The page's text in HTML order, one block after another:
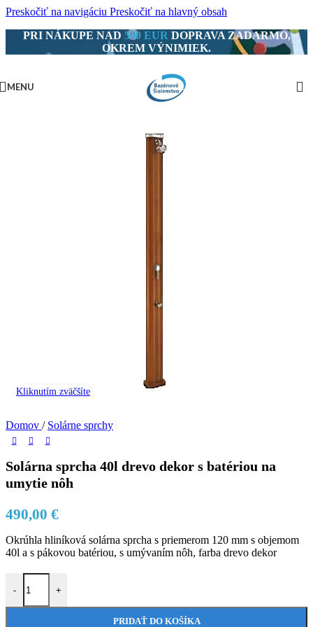
Preskočiť na navigáciu Preskočiť na hlavný obsah
PRI NÁKUPE NAD 500 EUR DOPRAVA ZADARMO,
OKREM VÝNIMIEK.
MENU
Kliknutím zväčšíte
Domov / Solárne sprchy
Solárna sprcha 40l drevo dekor s batériou na
umytie nôh
490,00 €
Okrúhla hliníková solárna sprcha s priemerom 120 mm s objemom
40l a s pákovou batériou, s umývaním nôh, farba drevo dekor
-
množstvo Solárna sprcha 40l drevo dekor s batériou na umytie nôh
+
PRIDAŤ DO KOŠÍKA